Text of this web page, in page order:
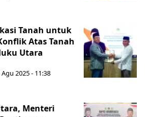
Tanah untuk
Atas Tanah
Utara
2025 - 11:38
Menteri